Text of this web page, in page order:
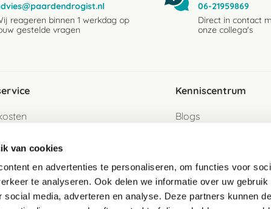
van cookies
en advertenties te personaliseren, om functies voor
te analyseren. Ook delen we informatie over uw gebruik
media, adverteren en analyse. Deze partners kunnen
reageren binnen 1 werkdag op
gestelde vragen
06-21959869
Direct in contact
onze collega's
als gast
Kenniscentrum
Blogs